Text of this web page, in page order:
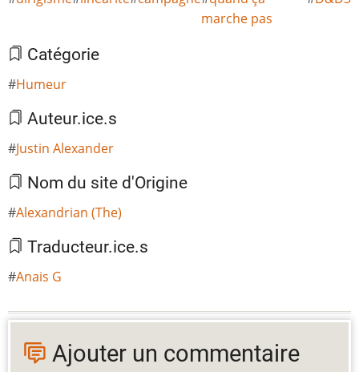
marche pas
Catégorie
Humeur
Auteur.ice.s
Justin Alexander
Nom du site d'Origine
Alexandrian (The)
Traducteur.ice.s
Anais G
Ajouter un commentaire